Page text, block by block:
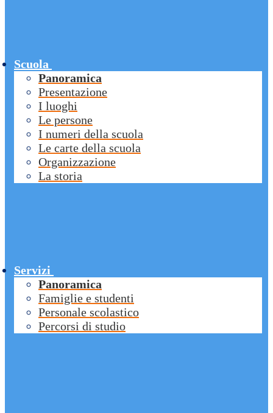
Scuola
Panoramica
Presentazione
I luoghi
Le persone
I numeri della scuola
Le carte della scuola
Organizzazione
La storia
Servizi
Panoramica
Famiglie e studenti
Personale scolastico
Percorsi di studio